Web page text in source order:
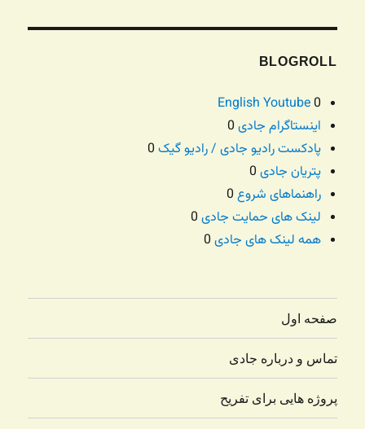
BLOGROLL
English Youtube0
اینستاگرام جادی
پادکست رادیو جادی / رادیو گیک
پتریان جادی
راهنماهای شروع
لینک های حمایت جادی
همه لینک های جادی
صفحه اول
تماس و درباره جادی
پروژه هایی برای تفریح